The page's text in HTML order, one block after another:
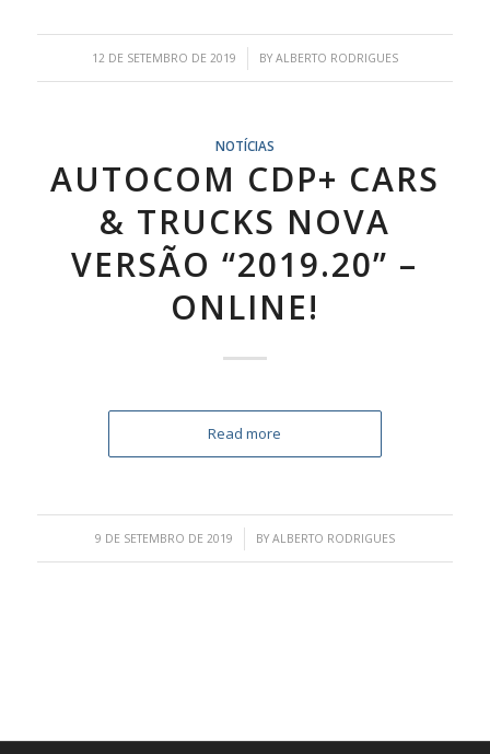
12 DE SETEMBRO DE 2019
/ BY ALBERTO RODRIGUES
NOTÍCIAS
AUTOCOM CDP+ CARS
& TRUCKS NOVA
VERSÃO “2019.20” –
ONLINE!
Read more
9 DE SETEMBRO DE 2019
/ BY ALBERTO RODRIGUES